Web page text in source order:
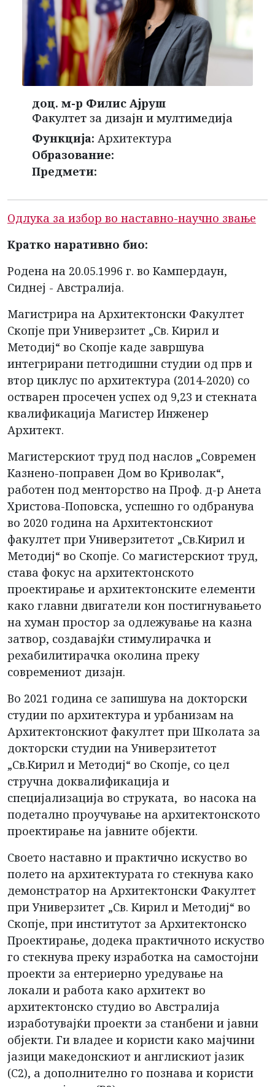
доц. м-р Филис Ајруш
Факултет за дизајн и мултимедија
Функција: Архитектура
Образование:
Предмети:
Одлука за избор во наставно-научно звање
Кратко наративно био:
Родена на 20.05.1996 г. во Кампердаун,
Сиднеј - Австралија.
Магистрира на Архитектонски Факултет
Скопје при Универзитет „Св. Кирил и
Методиј“ во Скопје каде завршува
интегрирани петгодишни студии од прв и
втор циклус по архитектура (2014-2020) со
остварен просечен успех од 9,23 и стекната
квалификација Магистер Инженер
Архитект.
Магистерскиот труд под наслов „Современ
Казнено-поправен Дом во Криволак“,
работен под менторство на Проф. д-р Анета
Христова-Поповска, успешно го одбранува
во 2020 година на Архитектонскиот
факултет при Универзитетот „Св.Кирил и
Методиј“ во Скопје. Со магистерскиот труд,
става фокус на архитектонското
проектирање и архитектонските елементи
како главни двигатели кон постигнувањето
на хуман простор за одлежување на казна
затвор, создавајќи стимулирачка и
рехабилитирачка околина преку
современиот дизајн.
Во 2021 година се запишува на докторски
студии по архитектура и урбанизам на
Архитектонскиот факултет при Школата за
докторски студии на Универзитетот
„Св.Кирил и Методиј“ во Скопје, со цел
стручна доквалификација и
специјализација во струката, во насока на
подетално проучување на архитектонското
проектирање на јавните објекти.
Своето наставно и практично искуство во
полето на архитектурата го стекнува како
демонстратор на Архитектонски Факултет
при Универзитет „Св. Кирил и Методиј“ во
Скопје, при институтот за Архитектонско
Проектирање, додека практичното искуство
го стекнува преку изработка на самостојни
проекти за ентериерно уредување на
локали и работа како архитект во
архитектонско студио во Австралија
изработувајќи проекти за станбени и јавни
објекти. Ги владее и користи како мајчини
јазици македонскиот и англискиот јазик
(C2), а дополнително го познава и користи